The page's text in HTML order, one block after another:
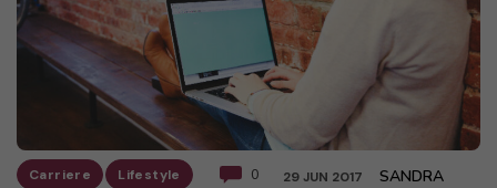
Carriere Lifestyle 0 29 JUN 2017 SANDRA